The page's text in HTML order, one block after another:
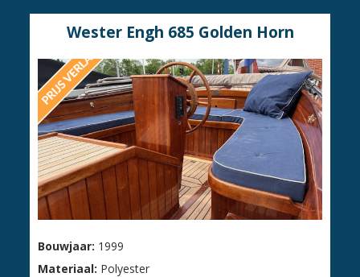
Wester Engh 685 Golden Horn
Bouwjaar: 1999
Materiaal: Polyester